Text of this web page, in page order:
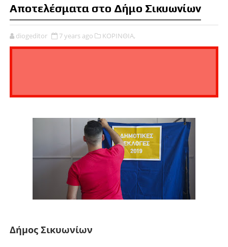
Αποτελέσματα στο Δήμο Σικυωνίων
diogeditor 7 years ago ΚΟΡΙΝΘΙΑ,
Δήμος Σικυωνίων